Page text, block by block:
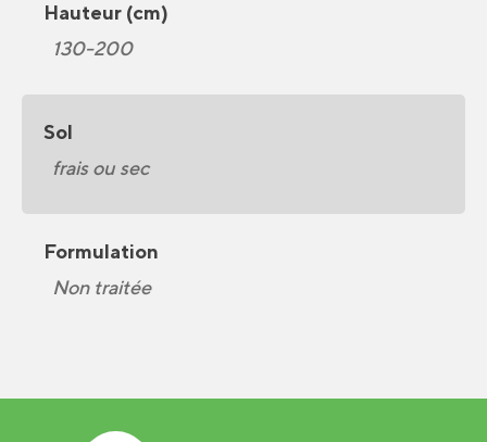
Hauteur (cm)
130-200
Sol
frais ou sec
Formulation
Non traitée